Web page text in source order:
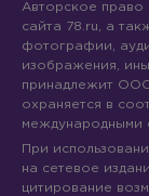
Авторское право
сайта 78.ru, а
фотографии,
изображения,
принадлежит
охраняется в
международными
При
на сетевое
цитирование